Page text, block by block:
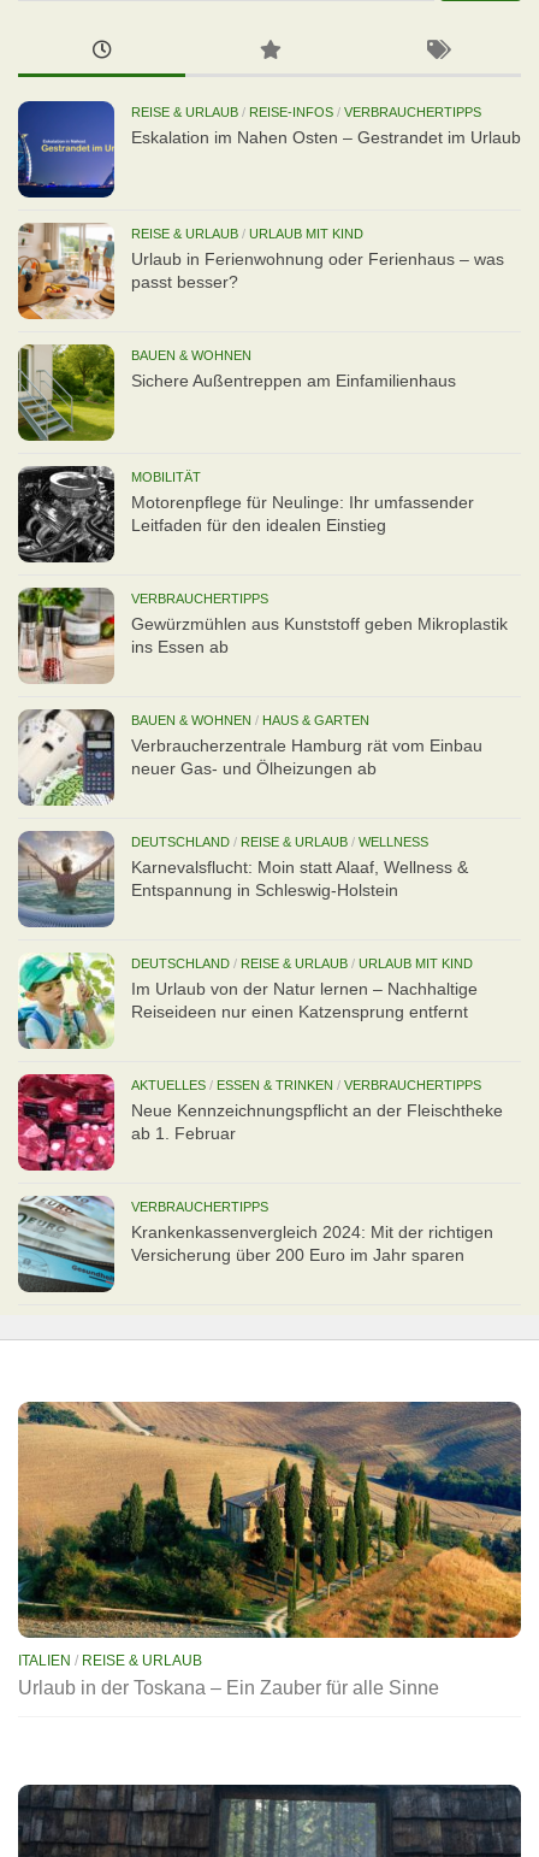
REISE & URLAUB / REISE-INFOS / VERBRAUCHERTIPPS
Eskalation im Nahen Osten – Gestrandet im Urlaub
REISE & URLAUB / URLAUB MIT KIND
Urlaub in Ferienwohnung oder Ferienhaus – was
passt besser?
BAUEN & WOHNEN
Sichere Außentreppen am Einfamilienhaus
MOBILITÄT
Motorenpflege für Neulinge: Ihr umfassender
Leitfaden für den idealen Einstieg
VERBRAUCHERTIPPS
Gewürzmühlen aus Kunststoff geben Mikroplastik
ins Essen ab
BAUEN & WOHNEN / HAUS & GARTEN
Verbraucherzentrale Hamburg rät vom Einbau
neuer Gas- und Ölheizungen ab
DEUTSCHLAND / REISE & URLAUB / WELLNESS
Karnevalsflucht: Moin statt Alaaf, Wellness &
Entspannung in Schleswig-Holstein
DEUTSCHLAND / REISE & URLAUB / URLAUB MIT KIND
Im Urlaub von der Natur lernen – Nachhaltige
Reiseideen nur einen Katzensprung entfernt
AKTUELLES / ESSEN & TRINKEN / VERBRAUCHERTIPPS
Neue Kennzeichnungspflicht an der Fleischtheke
ab 1. Februar
VERBRAUCHERTIPPS
Kran­ken­kas­senvergleich 2024: Mit der richtigen
Ver­si­che­rung über 200 Euro im Jahr sparen
ITALIEN / REISE & URLAUB
Urlaub in der Toskana – Ein Zauber für alle Sinne